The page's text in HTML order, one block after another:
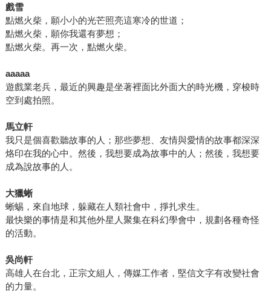
戲雪
點燃火柴，願小小的光芒照亮這寒冷的世道；
點燃火柴，願你我還有夢想；
點燃火柴。再一次，點燃火柴。
aaaaa
遊戲業老兵，最近的興趣是坐著裡面比外面大的時光機，穿梭時
空到處拍照。
馬立軒
我只是個喜歡聽故事的人；那些夢想、友情與愛情的故事都深深
烙印在我的心中。然後，我想要成為故事中的人；然後，我想要
成為說故事的人。
大獵蜥
蜥蜴，來自地球，躲藏在人類社會中，掙扎求生。
最快樂的事情是和其他外星人聚集在科幻學會中，規劃各種奇怪
的活動。
吳尚軒
高雄人在台北，正宗文組人，傳媒工作者，堅信文字有改變社會
的力量。